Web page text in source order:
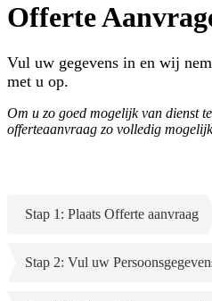
Offerte
Vul uw gegevens in en wij
met u op.
Om u zo goed mogelijk van dienst
offerteaanvraag zo volledig
Stap 1: Plaats Offerte aanvraag
Stap 2: Vul uw